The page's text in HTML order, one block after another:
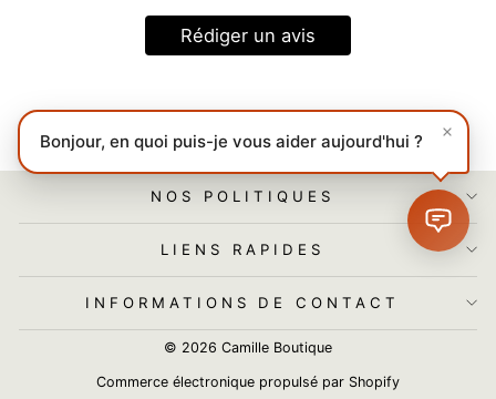
Rédiger un avis
NOS POLITIQUES
LIENS RAPIDES
INFORMATIONS DE CONTACT
© 2026 Camille Boutique
Commerce électronique propulsé par Shopify
Bonjour, en quoi puis-je vous aider aujourd'hui ?